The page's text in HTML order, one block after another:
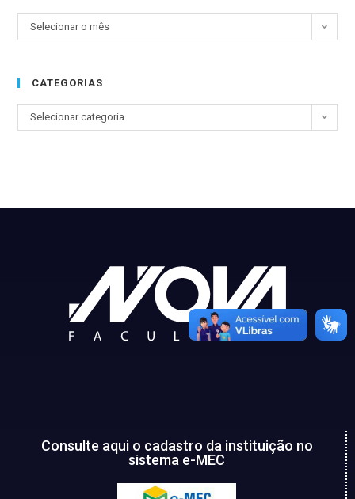
Selecionar o mês
CATEGORIAS
Selecionar categoria
Consulte aqui o cadastro da instituição no
sistema e-MEC